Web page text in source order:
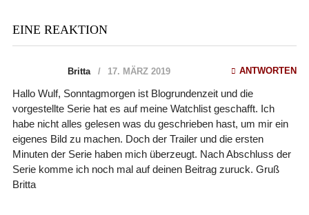
EINE REAKTION
Britta 17. MÄRZ 2019 ANTWORTEN
Hallo Wulf, Sonntagmorgen ist Blogrundenzeit und die
vorgestellte Serie hat es auf meine Watchlist geschafft. Ich
habe nicht alles gelesen was du geschrieben hast, um mir ein
eigenes Bild zu machen. Doch der Trailer und die ersten
Minuten der Serie haben mich überzeugt. Nach Abschluss der
Serie komme ich noch mal auf deinen Beitrag zuruck. Gruß
Britta